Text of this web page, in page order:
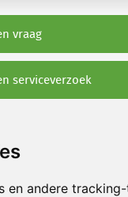
en andere
vraag
serviceverzoek